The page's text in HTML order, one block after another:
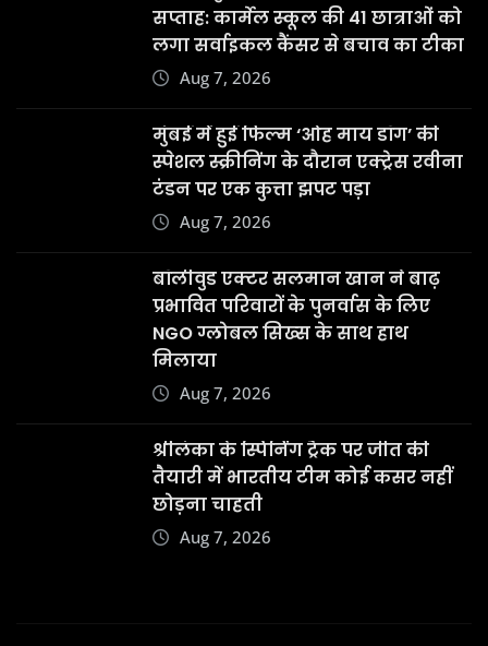
सप्ताह: कार्मेल स्कूल की 41 छात्राओं को
लगा सर्वाइकल कैंसर से बचाव का टीका
Aug 7, 2026
मुंबई में हुई फिल्म ‘ओह माय डॉग’ की
स्पेशल स्क्रीनिंग के दौरान एक्ट्रेस रवीना
टंडन पर एक कुत्ता झपट पड़ा
Aug 7, 2026
बॉलीवुड एक्टर सलमान खान ने बाढ़
प्रभावित परिवारों के पुनर्वास के लिए
NGO ग्लोबल सिख्स के साथ हाथ
मिलाया
Aug 7, 2026
श्रीलंका के स्पिनिंग ट्रैक पर जीत की
तैयारी में भारतीय टीम कोई कसर नहीं
छोड़ना चाहती
Aug 7, 2026